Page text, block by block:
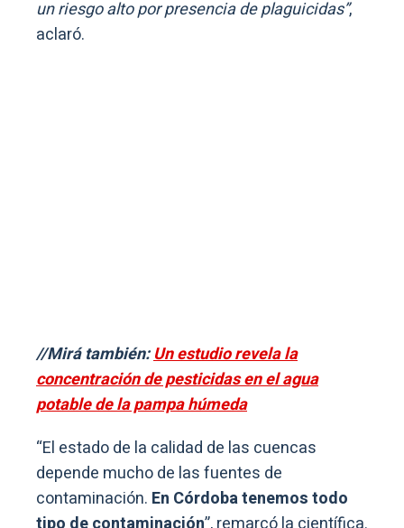
un riesgo alto por presencia de plaguicidas”,
aclaró.
//Mirá también:Un estudio revela la
concentración de pesticidas en el agua
potable de la pampa húmeda
“El estado de la calidad de las cuencas
depende mucho de las fuentes de
contaminación. En Córdoba tenemos todo